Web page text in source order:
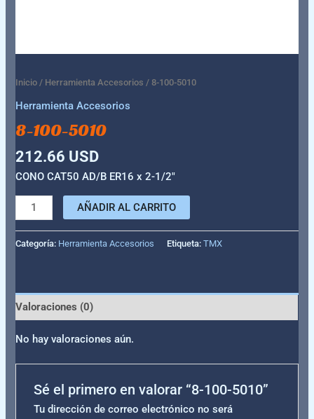
Inicio / Herramienta Accesorios / 8-100-5010
Herramienta Accesorios
8-100-5010
212.66 USD
CONO CAT50 AD/B ER16 x 2-1/2″
AÑADIR AL CARRITO
Categoría: Herramienta Accesorios Etiqueta:TMX
Valoraciones (0)
No hay valoraciones aún.
Sé el primero en valorar “8-100-5010”
Tu dirección de correo electrónico no será